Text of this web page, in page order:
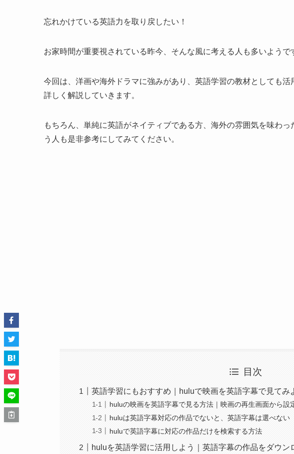
忘れかけている英語力を取り戻したい！
お家時間が重要視されている昨今、そんな風に考える人も多いようで
今回は、洋画や海外ドラマに強みがあり、英語学習の教材としても活
詳しく解説していきます。
もちろん、単純に英語がネイティブである方、海外の雰囲気を味わ
う人も是非参考にしてみてください。
目次
英語学習にもおすすめ｜huluで映画を英語字幕で見てみ
huluの映画を英語字幕で見る方法｜映画の再生画面から設
huluは英語字幕対応の作品でないと、英語字幕は選べない
huluで英語字幕に対応の作品だけを検索する方法
huluを英語学習に活用しよう｜英語字幕の作品をダウン